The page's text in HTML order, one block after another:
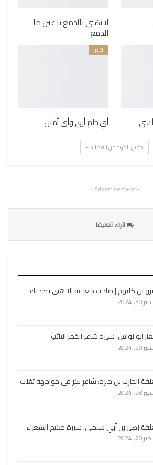
لا تضني بالدمع يا عين ما
الدمع
الأردن
أي حلم أرى وأي أمان
تحميل المزيد من القصائد
- Advertisement -
اترك تعليقا
بن كلثوم | صاحب معلقة الا هبي بصحنك
2024
أبو نواس: سيرة شاعر الخمر التائب
2024
الحارث بن حلزة: شاعر بكر في مواجهة تغلب
2024
زهير بن أبي سلمى: سيرة حكيم الشعراء
2024